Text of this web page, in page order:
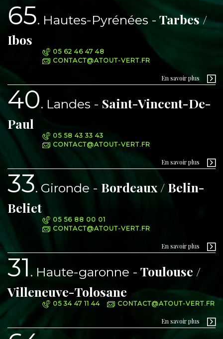
65 Hautes-Pyrénées
Tarbes /
Ibos
05 62 46 47 48
CONTACT@ATOUT-VERT.FR
En savoir plus
40 Landes
Saint-Vincent-De-
Paul
05 58 43 33 43
CONTACT@ATOUT-VERT.FR
En savoir plus
33 Gironde
Bordeaux / Belin-
Beliet
05 56 88 00 01
CONTACT@ATOUT-VERT.FR
En savoir plus
31 Haute-garonne
Toulouse /
Villeneuve-Tolosane
05 34 47 11 44 CONTACT@ATOUT-VERT.FR
En savoir plus